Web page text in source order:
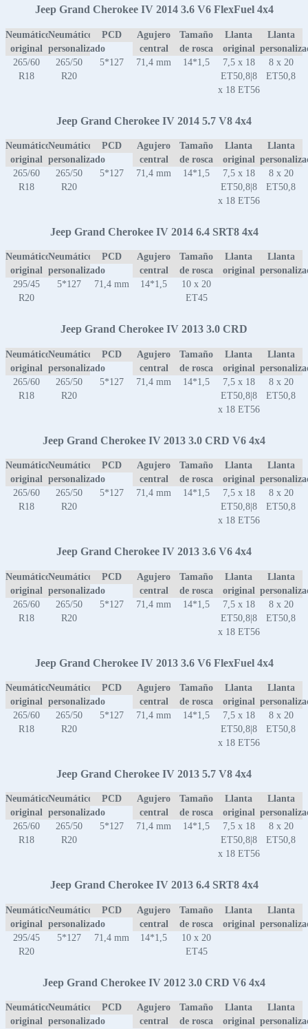
Jeep Grand Cherokee IV 2014 3.6 V6 FlexFuel 4x4
Neumático
original
Neumático
personalizado
PCD
Agujero
central
Tamaño
de rosca
Llanta
original
Llanta
265/60
R18
265/50
R20
5*127 71,4 mm 14*1,5
7,5 x 18
ET50,8|8
x 18 ET56
8 x 20
ET50,8
Jeep Grand Cherokee IV 2014 5.7 V8 4x4
Neumático
original
Neumático
personalizado
PCD
Agujero
central
Tamaño
de rosca
Llanta
original
Llanta
265/60
R18
265/50
R20
5*127 71,4 mm 14*1,5
7,5 x 18
ET50,8|8
x 18 ET56
8 x 20
ET50,8
Jeep Grand Cherokee IV 2014 6.4 SRT8 4x4
Neumático
original
Neumático
personalizado
PCD
Agujero
central
Tamaño
de rosca
Llanta
original
Llanta
295/45
R20
5*127 71,4 mm 14*1,5
10 x 20
ET45
Jeep Grand Cherokee IV 2013 3.0 CRD
Neumático
original
Neumático
personalizado
PCD
Agujero
central
Tamaño
de rosca
Llanta
original
Llanta
265/60
R18
265/50
R20
5*127 71,4 mm 14*1,5
7,5 x 18
ET50,8|8
x 18 ET56
8 x 20
ET50,8
Jeep Grand Cherokee IV 2013 3.0 CRD V6 4x4
Neumático
original
Neumático
personalizado
PCD
Agujero
central
Tamaño
de rosca
Llanta
original
Llanta
265/60
R18
265/50
R20
5*127 71,4 mm 14*1,5
7,5 x 18
ET50,8|8
x 18 ET56
8 x 20
ET50,8
Jeep Grand Cherokee IV 2013 3.6 V6 4x4
Neumático
original
Neumático
personalizado
PCD
Agujero
central
Tamaño
de rosca
Llanta
original
Llanta
265/60
R18
265/50
R20
5*127 71,4 mm 14*1,5
7,5 x 18
ET50,8|8
x 18 ET56
8 x 20
ET50,8
Jeep Grand Cherokee IV 2013 3.6 V6 FlexFuel 4x4
Neumático
original
Neumático
personalizado
PCD
Agujero
central
Tamaño
de rosca
Llanta
original
Llanta
265/60
R18
265/50
R20
5*127 71,4 mm 14*1,5
7,5 x 18
ET50,8|8
x 18 ET56
8 x 20
ET50,8
Jeep Grand Cherokee IV 2013 5.7 V8 4x4
Neumático
original
Neumático
personalizado
PCD
Agujero
central
Tamaño
de rosca
Llanta
original
Llanta
265/60
R18
265/50
R20
5*127 71,4 mm 14*1,5
7,5 x 18
ET50,8|8
x 18 ET56
8 x 20
ET50,8
Jeep Grand Cherokee IV 2013 6.4 SRT8 4x4
Neumático
original
Neumático
personalizado
PCD
Agujero
central
Tamaño
de rosca
Llanta
original
Llanta
295/45
R20
5*127 71,4 mm 14*1,5
10 x 20
ET45
Jeep Grand Cherokee IV 2012 3.0 CRD V6 4x4
Neumático
original
Neumático
personalizado
PCD
Agujero
central
Tamaño
de rosca
Llanta
original
Llanta